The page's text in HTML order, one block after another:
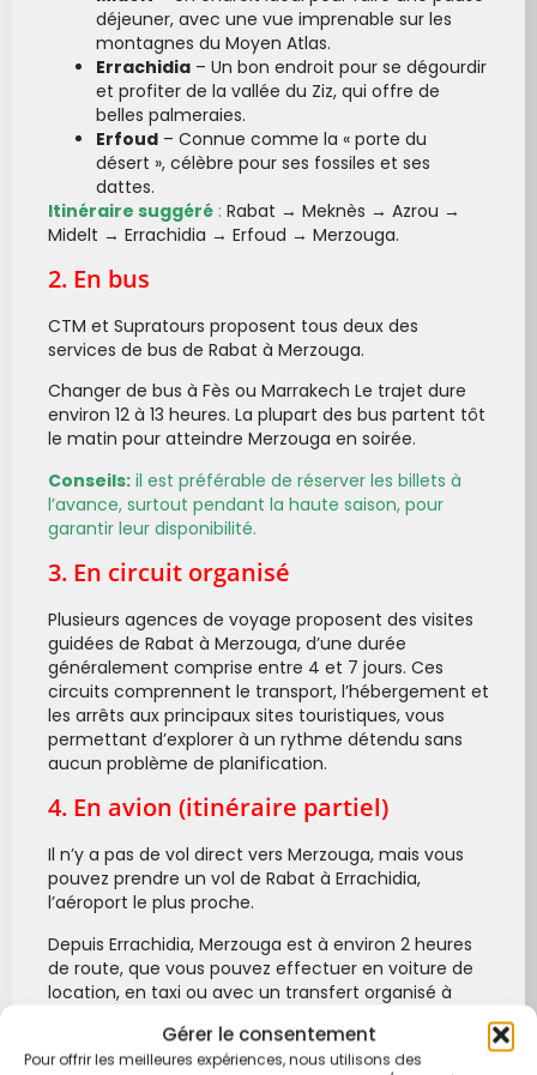
Gérer le consentement
Pour offrir les meilleures expériences, nous utilisons des
déjeuner, avec une vue imprenable sur les
montagnes du Moyen Atlas.
Errachidia – Un bon endroit pour se dégourdir
et profiter de la vallée du Ziz, qui offre de
belles palmeraies.
Erfoud – Connue comme la « porte du
désert », célèbre pour ses fossiles et ses
dattes.
Itinéraire suggéré : Rabat → Meknès → Azrou →
Midelt → Errachidia → Erfoud → Merzouga.
2. En bus
CTM et Supratours proposent tous deux des
services de bus de Rabat à Merzouga.
changer de bus à Fès ou Marrakech Le trajet dure
environ 12 à 13 heures. La plupart des bus partent tôt
le matin pour atteindre Merzouga en soirée.
Conseils: il est préférable de réserver les billets à
l’avance, surtout pendant la haute saison, pour
garantir leur disponibilité.
3. En circuit organisé
Plusieurs agences de voyage proposent des visites
guidées de Rabat à Merzouga, d’une durée
généralement comprise entre 4 et 7 jours. Ces
circuits comprennent le transport, l’hébergement et
les arrêts aux principaux sites touristiques, vous
permettant d’explorer à un rythme détendu sans
aucun problème de planification.
4. En avion (itinéraire partiel)
Il n’y a pas de vol direct vers Merzouga, mais vous
pouvez prendre un vol de Rabat à Errachidia,
l’aéroport le plus proche.
Depuis Errachidia, Merzouga est à environ 2 heures
de route, que vous pouvez effectuer en voiture de
location, en taxi ou avec un transfert organisé à